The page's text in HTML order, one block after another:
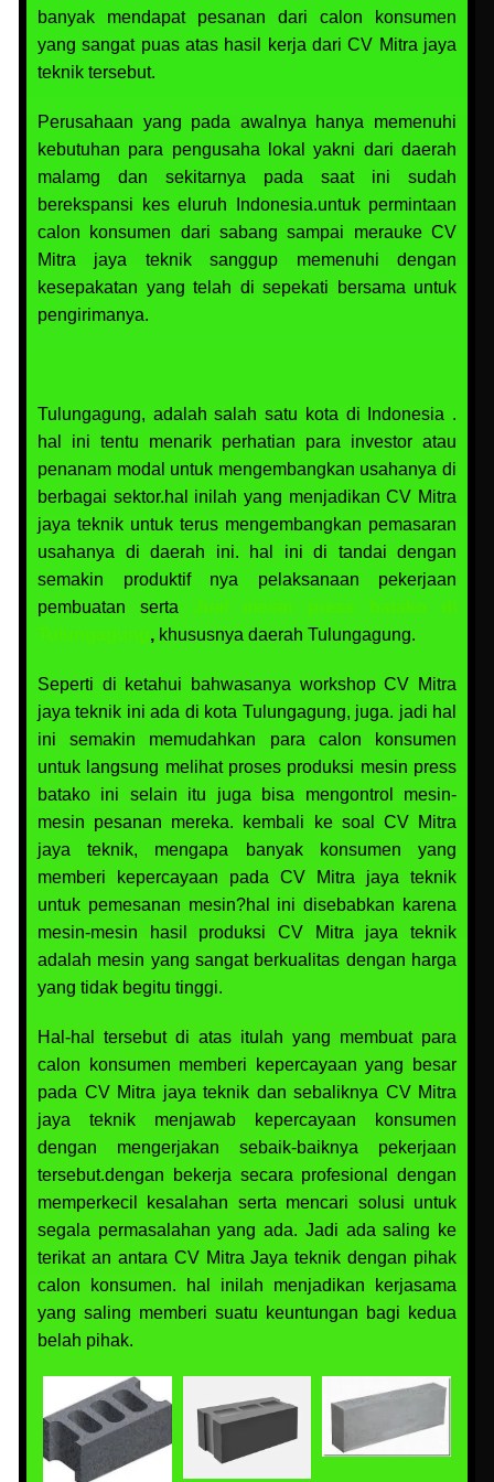
banyak mendapat pesanan dari calon konsumen
yang sangat puas atas hasil kerja dari CV Mitra jaya
teknik tersebut.
Perusahaan yang pada awalnya hanya memenuhi
kebutuhan para pengusaha lokal yakni dari daerah
malamg dan sekitarnya pada saat ini sudah
berekspansi kes eluruh Indonesia.untuk permintaan
calon konsumen dari sabang sampai merauke CV
Mitra jaya teknik sanggup memenuhi dengan
kesepakatan yang telah di sepekati bersama untuk
pengirimanya.
Tulungagung, adalah salah satu kota di Indonesia .
hal ini tentu menarik perhatian para investor atau
penanam modal untuk mengembangkan usahanya di
berbagai sektor.hal inilah yang menjadikan CV Mitra
jaya teknik untuk terus mengembangkan pemasaran
usahanya di daerah ini. hal ini di tandai dengan
semakin produktif nya pelaksanaan pekerjaan
pembuatan serta
, khususnya daerah Tulungagung.
Seperti di ketahui bahwasanya workshop CV Mitra
jaya teknik ini ada di kota Tulungagung, juga. jadi hal
ini semakin memudahkan para calon konsumen
untuk langsung melihat proses produksi mesin press
batako ini selain itu juga bisa mengontrol mesin-
mesin pesanan mereka. kembali ke soal CV Mitra
jaya teknik, mengapa banyak konsumen yang
memberi kepercayaan pada CV Mitra jaya teknik
untuk pemesanan mesin?hal ini disebabkan karena
mesin-mesin hasil produksi CV Mitra jaya teknik
adalah mesin yang sangat berkualitas dengan harga
yang tidak begitu tinggi.
Hal-hal tersebut di atas itulah yang membuat para
calon konsumen memberi kepercayaan yang besar
pada CV Mitra jaya teknik dan sebaliknya CV Mitra
jaya teknik menjawab kepercayaan konsumen
dengan mengerjakan sebaik-baiknya pekerjaan
tersebut.dengan bekerja secara profesional dengan
memperkecil kesalahan serta mencari solusi untuk
segala permasalahan yang ada. Jadi ada saling ke
terikat an antara CV Mitra Jaya teknik dengan pihak
calon konsumen. hal inilah menjadikan kerjasama
yang saling memberi suatu keuntungan bagi kedua
belah pihak.